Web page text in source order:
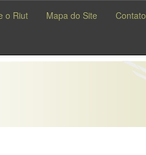
o Riut Mapa do Site Contato